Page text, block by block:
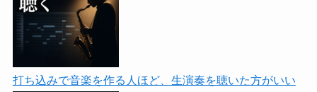
打ち込みで音楽を作る人ほど、生演奏を聴いた方がいい